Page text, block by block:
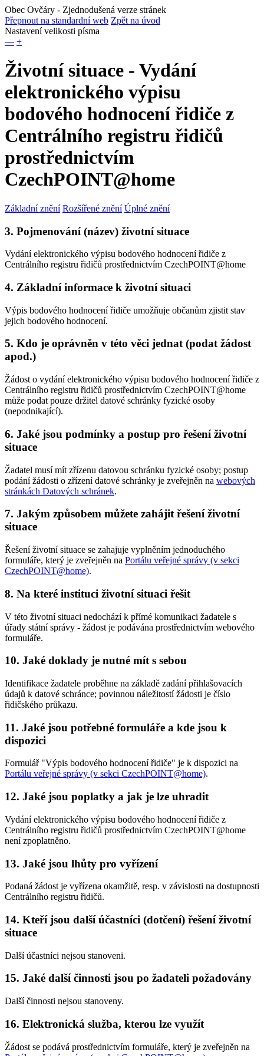
Obec Ovčáry - Zjednodušená verze stránek
Přepnout na standardní web Zpět na úvod
Nastavení velikosti písma
— +
Životní situace - Vydání
elektronického výpisu
bodového hodnocení řidiče z
Centrálního registru řidičů
prostřednictvím
CzechPOINT@home
Základní znění Rozšířené znění Úplné znění
3. Pojmenování (název) životní situace
Vydání elektronického výpisu bodového hodnocení řidiče z
Centrálního registru řidičů prostřednictvím CzechPOINT@home
4. Základní informace k životní situaci
Výpis bodového hodnocení řidiče umožňuje občanům zjistit stav
jejich bodového hodnocení.
5. Kdo je oprávněn v této věci jednat (podat žádost
apod.)
Žádost o vydání elektronického výpisu bodového hodnocení řidiče z
Centrálního registru řidičů prostřednictvím CzechPOINT@home
může podat pouze držitel datové schránky fyzické osoby
(nepodnikající).
6. Jaké jsou podmínky a postup pro řešení životní
situace
Žadatel musí mít zřízenu datovou schránku fyzické osoby; postup
podání žádosti o zřízení datové schránky je zveřejněn na webových
stránkách Datových schránek.
7. Jakým způsobem můžete zahájit řešení životní
situace
Řešení životní situace se zahajuje vyplněním jednoduchého
formuláře, který je zveřejněn na Portálu veřejné správy (v sekci
CzechPOINT@home).
8. Na které instituci životní situaci řešit
V této životní situaci nedochází k přímé komunikaci žadatele s
úřady státní správy - žádost je podávána prostřednictvím webového
formuláře.
10. Jaké doklady je nutné mít s sebou
Identifikace žadatele proběhne na základě zadání přihlašovacích
údajů k datové schránce; povinnou náležitostí žádosti je číslo
řidičského průkazu.
11. Jaké jsou potřebné formuláře a kde jsou k
dispozici
Formulář "Výpis bodového hodnocení řidiče" je k dispozici na
Portálu veřejné správy (v sekci CzechPOINT@home).
12. Jaké jsou poplatky a jak je lze uhradit
Vydání elektronického výpisu bodového hodnocení řidiče z
Centrálního registru řidičů prostřednictvím CzechPOINT@home
není zpoplatněno.
13. Jaké jsou lhůty pro vyřízení
Podaná žádost je vyřízena okamžitě, resp. v závislosti na dostupnosti
Centrálního registru řidičů.
14. Kteří jsou další účastníci (dotčení) řešení životní
situace
Další účastníci nejsou stanoveni.
15. Jaké další činnosti jsou po žadateli požadovány
Další činnosti nejsou stanoveny.
16. Elektronická služba, kterou lze využít
Žádost se podává prostřednictvím formuláře, který je zveřejněn na